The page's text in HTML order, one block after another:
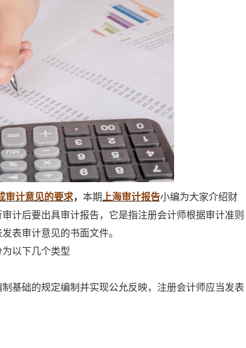
审计意见的要求， 本期 上海审计报告小编为大家介绍财
计后要出具审计报告，它是指注册会计师根据审计准则
表审计意见的书面文件。
以下几个类型
基础的规定编制并实现公允反映，注册会计师应当发表